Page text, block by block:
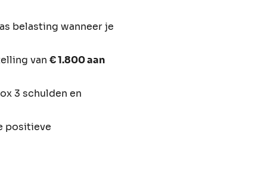
belasting wanneer je
van € 1.800 aan
3 schulden en
positieve